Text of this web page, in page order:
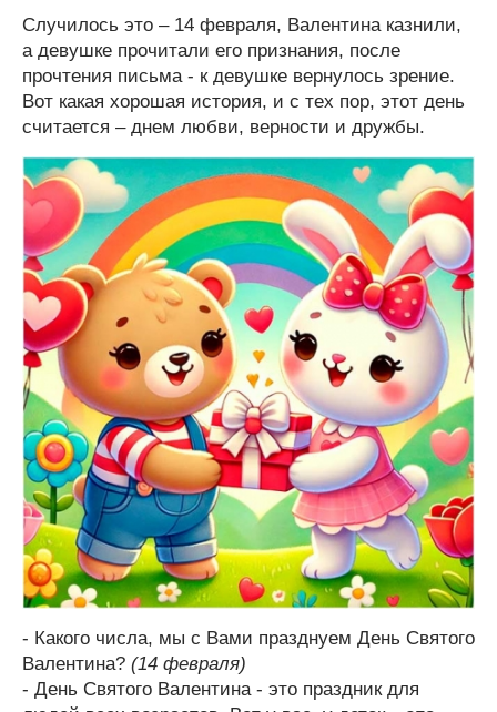
Случилось это – 14 февраля, Валентина казнили,
а девушке прочитали его признания, после
прочтения письма - к девушке вернулось зрение.
Вот какая хорошая история, и с тех пор, этот день
считается – днем любви, верности и дружбы.
- Какого числа, мы с Вами празднуем День Святого
Валентина? (14 февраля)
- День Святого Валентина - это праздник для